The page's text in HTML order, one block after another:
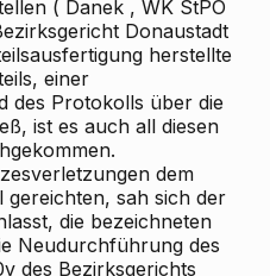
( Danek , WK StPO
Donaustadt
herstellte
einer
des Protokolls über die
ist es auch all diesen
dem
gereichten, sah sich der
die bezeichneten
Neudurchführung des
des Bezirksgerichts